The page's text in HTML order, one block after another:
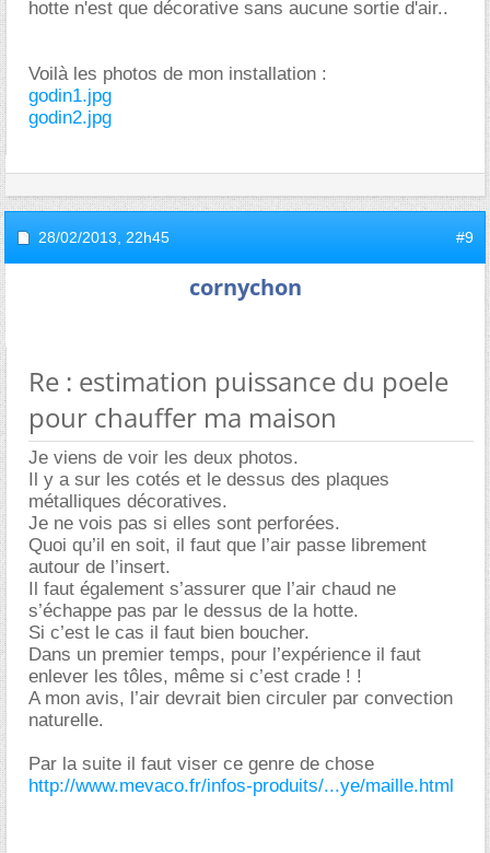
hotte n'est que décorative sans aucune sortie d'air..
Voilà les photos de mon installation :
godin1.jpg
godin2.jpg
28/02/2013, 22h45 #9
cornychon
Re : estimation puissance du poele
pour chauffer ma maison
Je viens de voir les deux photos.
Il y a sur les cotés et le dessus des plaques
métalliques décoratives.
Je ne vois pas si elles sont perforées.
Quoi qu’il en soit, il faut que l’air passe librement
autour de l’insert.
Il faut également s’assurer que l’air chaud ne
s’échappe pas par le dessus de la hotte.
Si c’est le cas il faut bien boucher.
Dans un premier temps, pour l’expérience il faut
enlever les tôles, même si c’est crade ! !
A mon avis, l’air devrait bien circuler par convection
naturelle.
Par la suite il faut viser ce genre de chose
http://www.mevaco.fr/infos-produits/...ye/maille.html